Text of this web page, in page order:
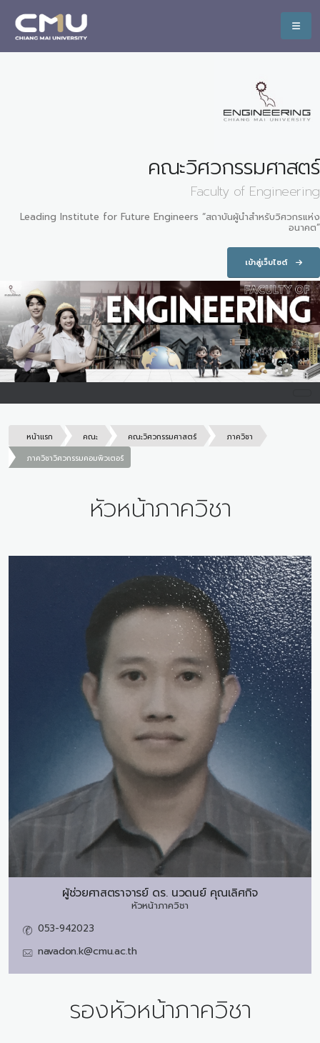
คณะวิศวกรรมศาสตร์
Faculty of Engineering
Leading Institute for Future Engineers “สถาบันผู้นำสำหรับวิศวกรแห่ง
อนาคต”
เข้าสู่เว็บไซต์
หน้าแรก คณะ คณะวิศวกรรมศาสตร์
ภาควิชา
ภาควิชาวิศวกรรมคอมพิวเตอร์
หัวหน้าภาควิชา
ผู้ช่วยศาสตราจารย์ ดร. นวดนย์ คุณเลิศกิจ
หัวหน้าภาควิชา
053-942023
navadon.k@cmu.ac.th
รองหัวหน้าภาควิชา